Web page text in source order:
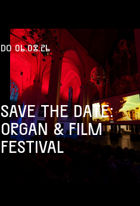
DO 06.08.26
SAVE THE DATE:
ORGAN & FILM
FESTIVAL